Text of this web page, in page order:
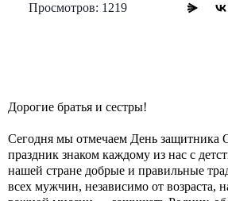
Просмотров: 1219
Дорогие братья и сестры!
Сегодня мы отмечаем День защитника
праздник знаком каждому из нас с
нашей стране добрые и правильные
всех мужчин, независимо от возраста,